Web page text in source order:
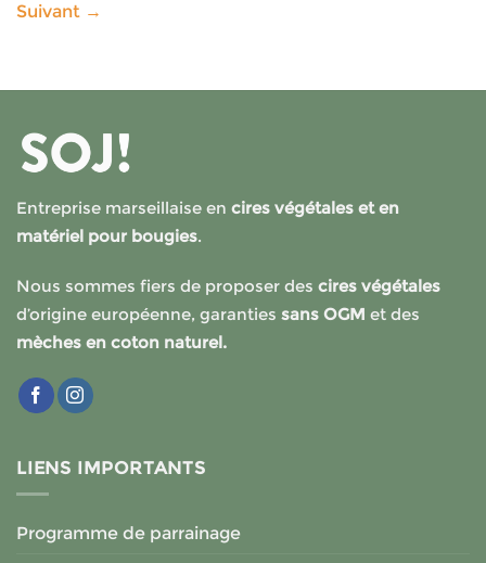
Suivant →
Entreprise marseillaise en cires végétales et en
matériel pour bougies.
Nous sommes fiers de proposer des cires végétales
d’origine européenne, garanties sans OGM et des
mèches en coton naturel.
LIENS IMPORTANTS
Programme de parrainage